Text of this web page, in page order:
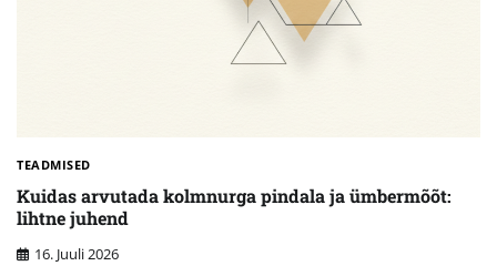
TEADMISED
Kuidas arvutada kolmnurga pindala ja ümbermõõt:
lihtne juhend
16. Juuli 2026